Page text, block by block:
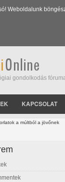
Weboldalunk
gondolkodás
KAPCSOLAT
a múltból a jövőnek